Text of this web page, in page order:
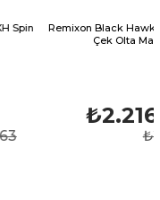
Remixon Black Hawk II 6000
Çek Olta Makinesi
₺2.216,45